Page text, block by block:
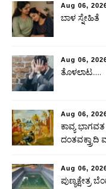
Aug 06,
ಬಾಳ ಸ್ನೇಹಿತೆ
Aug 06,
ತೊಳಲಾಟ…..
Aug 06,
ಕಾವ್ಯ ಭಾಗವತ
ದಂತವಕ್ತ್ರಾದಿ
Aug 06,
ಪುಣ್ಯಕ್ಷೇತ್ರ